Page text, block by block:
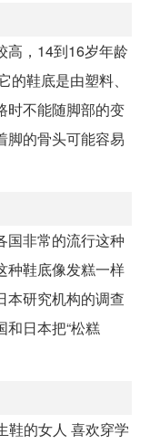
高，14到16岁年龄
鞋底是由塑料、
时不能随脚部的变
脚的骨头可能容易
国非常的流行这种
种鞋底像发糕一样
本研究机构的调查
日本把“松糕
鞋的女人 喜欢穿学